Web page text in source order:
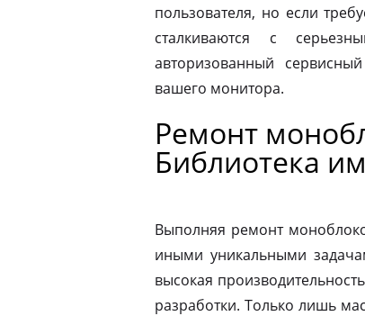
пользователя, но если
сталкиваются с
авторизованный
вашего монитора.
Ремонт
Библиотека
Выполняя ремонт
иными уникальными
высокая
разработки. Только лишь